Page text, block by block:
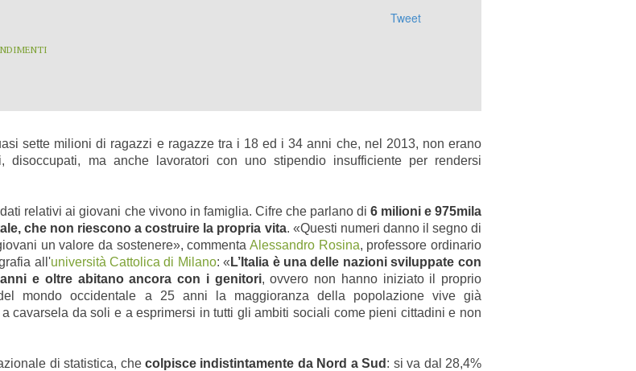
Tweet
sette milioni di ragazzi e ragazze tra i 18 ed i 34 anni che, nel 2013, non erano
ma anche lavoratori con uno stipendio insufficiente per rendersi
relativi ai giovani che vivono in famiglia. Cifre che parlano di 6 milioni e 975mila
che non riescono a costruire la propria vita. «Questi numeri danno il segno di
un valore da sostenere», commenta Alessandro Rosina, professore ordinario
all'università Cattolica di Milano: « L’Italia è una delle nazioni sviluppate con
e oltre abitano ancora con i genitori, ovvero non hanno iniziato il proprio
mondo occidentale a 25 anni la maggioranza della popolazione vive già
cavarsela da soli e a esprimersi in tutti gli ambiti sociali come pieni cittadini e non
di statistica, che colpisce indistintamente da Nord a Sud : si va dal 28,4%